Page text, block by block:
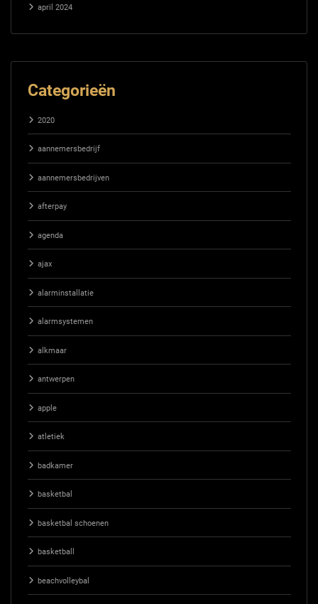
april 2024
Categorieën
2020
aannemersbedrijf
aannemersbedrijven
afterpay
agenda
ajax
alarminstallatie
alarmsystemen
alkmaar
antwerpen
apple
atletiek
badkamer
basketbal
basketbal schoenen
basketball
beachvolleybal